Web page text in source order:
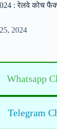
: रेलवे कोच
2024
Whatsapp
Telegram